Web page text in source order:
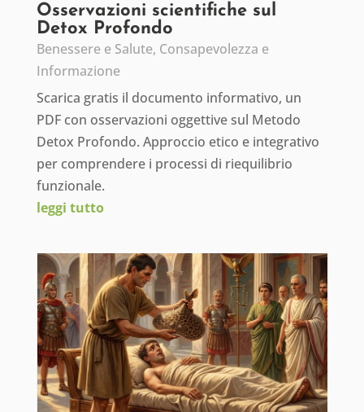
Osservazioni scientifiche sul
Detox Profondo
Benessere e Salute, Consapevolezza e
Informazione
Scarica gratis il documento informativo, un
PDF con osservazioni oggettive sul Metodo
Detox Profondo. Approccio etico e integrativo
per comprendere i processi di riequilibrio
funzionale.
leggi tutto